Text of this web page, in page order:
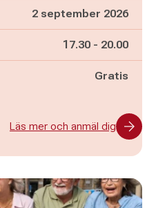
2 september 2026
Pågår mellan
17.30 - och
20.00
Gratis
Läs mer och anmäl dig